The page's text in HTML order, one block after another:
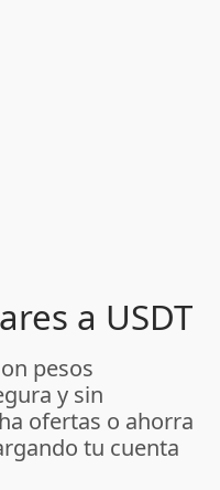
a USDT
pesos
y sin
ofertas o ahorra
tu cuenta